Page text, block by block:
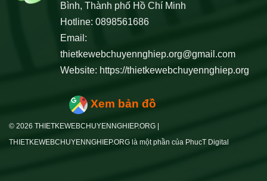
Bình, Thành phố Hồ Chí Minh
Hotline: 0898561686
Email:
thietkewebchuyennghiep.org@gmail.com
Website: https://thietkewebchuyennghiep.org
Xem bản đồ
© 2026 THIETKEWEBCHUYENNGHIEP.ORG |
THIETKEWEBCHUYENNGHIEP.ORG là một phần của PhucT Digital